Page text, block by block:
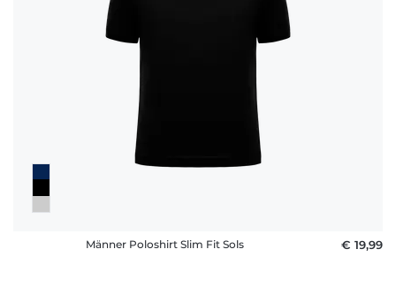
Männer Poloshirt Slim Fit Sols € 19,99